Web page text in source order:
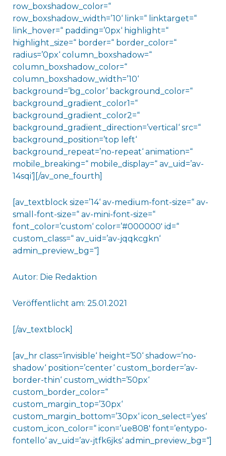
row_boxshadow_color=“
row_boxshadow_width=’10‘ link=“ linktarget=“
link_hover=“ padding=’0px‘ highlight=“
highlight_size=“ border=“ border_color=“
radius=’0px‘ column_boxshadow=“
column_boxshadow_color=“
column_boxshadow_width=’10‘
background=’bg_color‘ background_color=“
background_gradient_color1=“
background_gradient_color2=“
background_gradient_direction=’vertical‘ src=“
background_position=’top left‘
background_repeat=’no-repeat‘ animation=“
mobile_breaking=“ mobile_display=“ av_uid=’av-
14sqi‘][/av_one_fourth]
[av_textblock size=’14‘ av-medium-font-size=“ av-
small-font-size=“ av-mini-font-size=“
font_color=’custom‘ color=’#000000′ id=“
custom_class=“ av_uid=’av-jqqkcgkn‘
admin_preview_bg=“]
Autor: Die Redaktion
Veröffentlicht am: 25.01.2021
[/av_textblock]
[av_hr class=’invisible‘ height=’50‘ shadow=’no-
shadow‘ position=’center‘ custom_border=’av-
border-thin‘ custom_width=’50px‘
custom_border_color=“
custom_margin_top=’30px‘
custom_margin_bottom=’30px‘ icon_select=’yes‘
custom_icon_color=“ icon=’ue808′ font=’entypo-
fontello‘ av_uid=’av-jtfk6jks‘ admin_preview_bg=“]